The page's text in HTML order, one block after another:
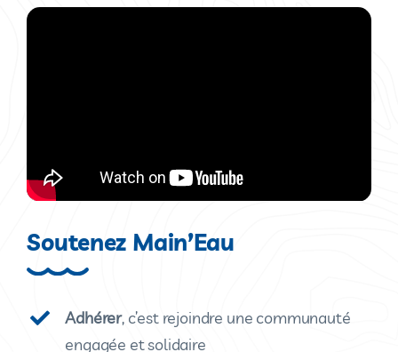
Soutenez Main’Eau
Adhérer, c’est rejoindre une communauté
engagée et solidaire